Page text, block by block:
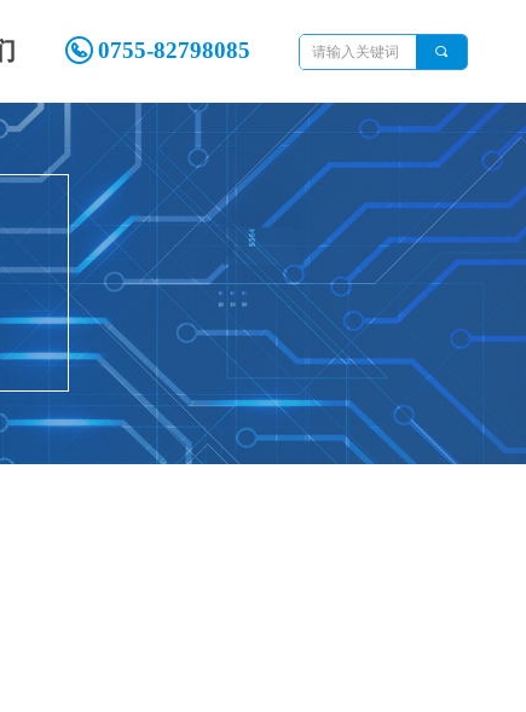
0755-82798085 끠
用设置到对象的实例。